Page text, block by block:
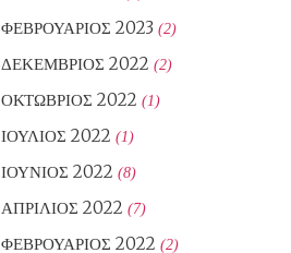
ΦΕΒΡΟΥΆΡΙΟΣ 2023 (2)
ΔΕΚΈΜΒΡΙΟΣ 2022 (2)
ΟΚΤΏΒΡΙΟΣ 2022 (1)
ΙΟΎΛΙΟΣ 2022 (1)
ΙΟΎΝΙΟΣ 2022 (8)
ΑΠΡΊΛΙΟΣ 2022 (7)
ΦΕΒΡΟΥΆΡΙΟΣ 2022 (2)